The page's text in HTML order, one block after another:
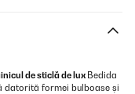
de sticlă de lux Bedida
datorită formei bulboase și